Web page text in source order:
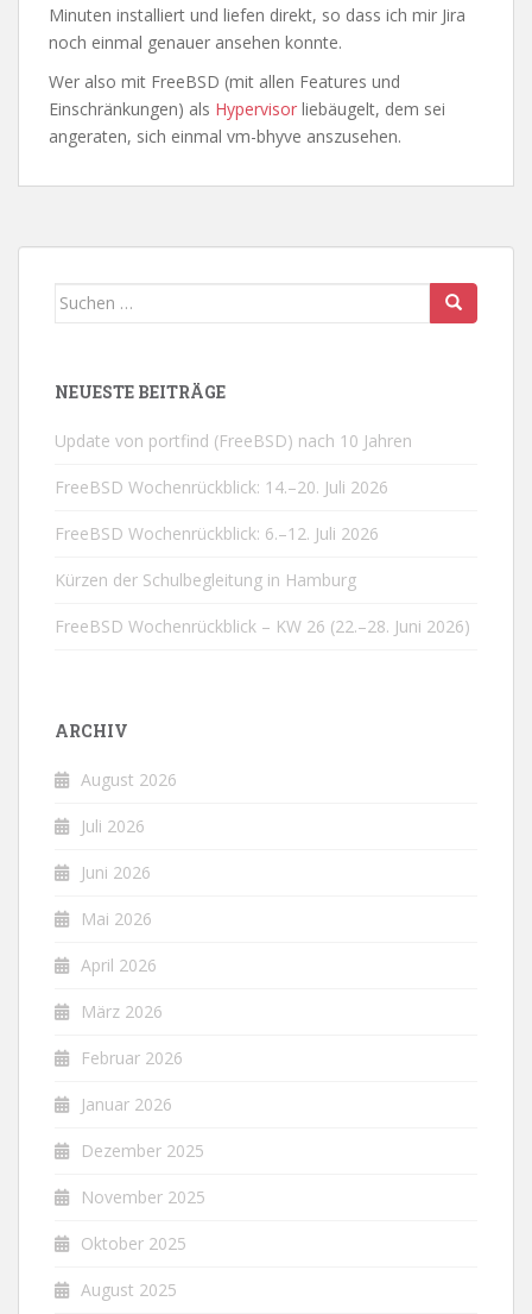
Minuten installiert und liefen direkt, so dass ich mir Jira
noch einmal genauer ansehen konnte.
Wer also mit FreeBSD (mit allen Features und
Einschränkungen) als Hypervisor liebäugelt, dem sei
angeraten, sich einmal vm-bhyve anszusehen.
Suchen
NEUESTE BEITRÄGE
Update von portfind (FreeBSD) nach 10 Jahren
FreeBSD Wochenrückblick: 14.–20. Juli 2026
FreeBSD Wochenrückblick: 6.–12. Juli 2026
Kürzen der Schulbegleitung in Hamburg
FreeBSD Wochenrückblick – KW 26 (22.–28. Juni 2026)
ARCHIV
August 2026
Juli 2026
Juni 2026
Mai 2026
April 2026
März 2026
Februar 2026
Januar 2026
Dezember 2025
November 2025
Oktober 2025
August 2025